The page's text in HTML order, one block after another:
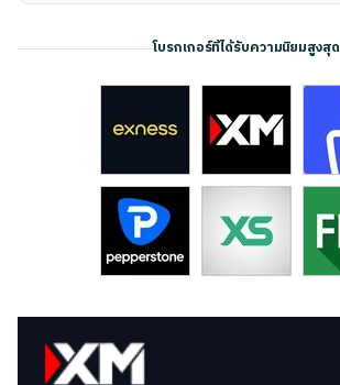
โบรกเกอร์ที่ได้รับความนิยมสูงสุด